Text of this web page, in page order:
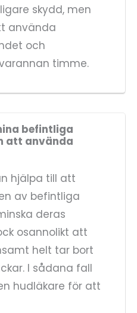
skydd, men
använda
och
timme.
befintliga
att använda
hjälpa till att
av befintliga
deras
osannolikt att
helt tar bort
I sådana fall
hudläkare för att